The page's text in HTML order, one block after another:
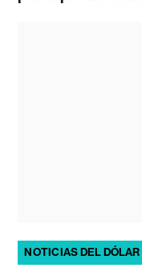
NOTICIAS DEL DÓLAR